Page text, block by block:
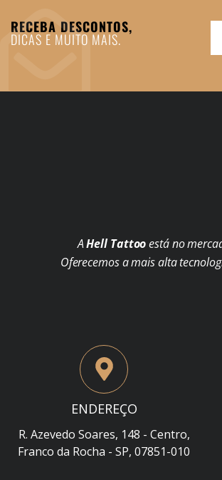
RECEBA DESCONTOS,
DICAS E MUITO MAIS.
AHell Tattooestá no
Oferecemos a mais alta
ENDEREÇO
R. Azevedo Soares, 148 - Centro,
Franco da Rocha - SP, 07851-010